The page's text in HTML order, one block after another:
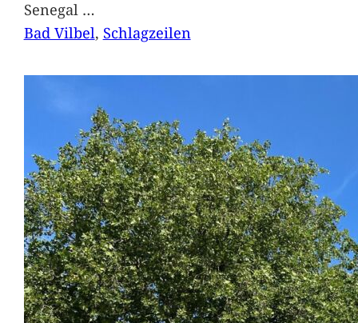
Senegal …
Bad Vilbel, Schlagzeilen